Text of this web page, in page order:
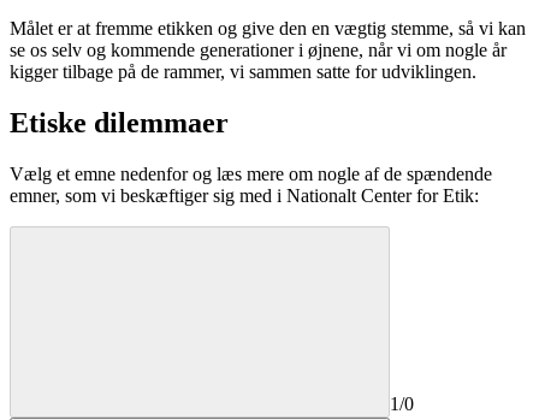
Målet er at fremme etikken og give den en vægtig stemme, så vi kan
se os selv og kommende generationer i øjnene, når vi om nogle år
kigger tilbage på de rammer, vi sammen satte for udviklingen.
Etiske dilemmaer
Vælg et emne nedenfor og læs mere om nogle af de spændende
emner, som vi beskæftiger sig med i Nationalt Center for Etik:
1/0